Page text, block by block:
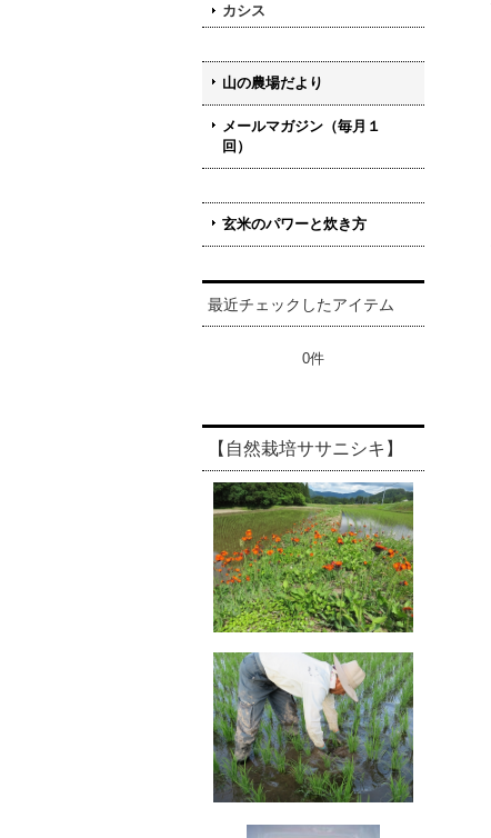
カシス
山の農場だより
メールマガジン（毎月１
回）
玄米のパワーと炊き方
最近チェックしたアイテム
0件
【自然栽培ササニシキ】